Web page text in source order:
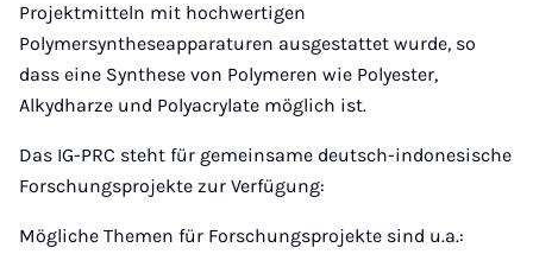
Projektmitteln mit hochwertigen
Polymersyntheseapparaturen ausgestattet wurde, so
dass eine Synthese von Polymeren wie Polyester,
Alkydharze und Polyacrylate möglich ist.
Das IG-PRC steht für gemeinsame deutsch-indonesische
Forschungsprojekte zur Verfügung:
Mögliche Themen für Forschungsprojekte sind u.a.: